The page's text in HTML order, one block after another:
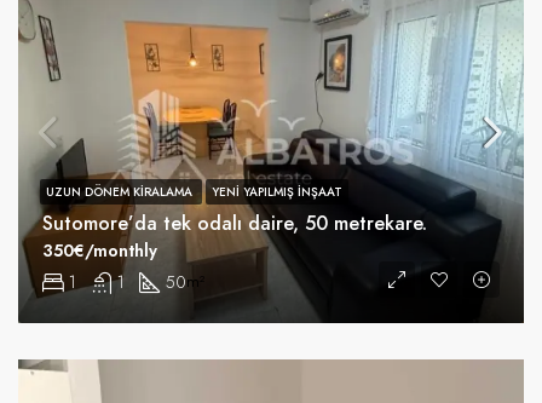
Sutomore’da tek odalı daire, 50 metrekare.
1 1 50m²
350€/monthly
UZUN DÖNEM KIRALAMA YENI YAPILMIŞ INŞAAT